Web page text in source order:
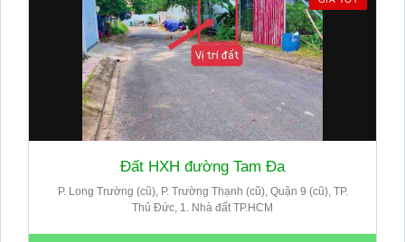
Đất HXH đường Tam Đa
P. Long Trường (cũ), P. Trường Thạnh (cũ), Quận 9 (cũ), TP.
Thủ Đức, 1. Nhà đất TP.HCM